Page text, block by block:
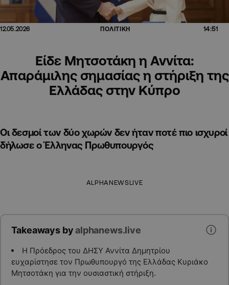
12.05.2026 ΠΟΛΙΤΙΚΗ 14:51
Είδε Μητσοτάκη η Αννίτα:
Απαράμιλης σημασίας η στήριξη της
Ελλάδας στην Κύπρο
Οι δεσμοί των δύο χωρών δεν ήταν ποτέ πιο ισχυροί
δήλωσε ο Έλληνας Πρωθυπουργός
ALPHANEWSLIVE
Takeaways byalphanews.live
Η Πρόεδρος του ΔΗΣΥ Αννίτα Δημητρίου
ευχαρίστησε τον Πρωθυπουργό της Ελλάδας Κυριάκο
Μητσοτάκη για την ουσιαστική στήριξη.